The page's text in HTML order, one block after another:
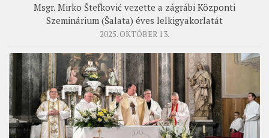
Msgr. Mirko Štefković vezette a zágrábi Központi
Szeminárium (Šalata) éves lelkigyakorlatát
2025. OKTÓBER 13.